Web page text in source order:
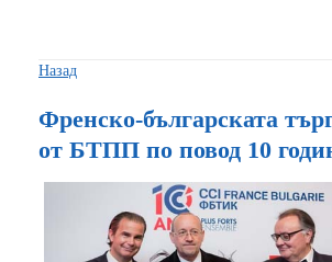
Назад
Френско-българската
от БТПП по повод 10